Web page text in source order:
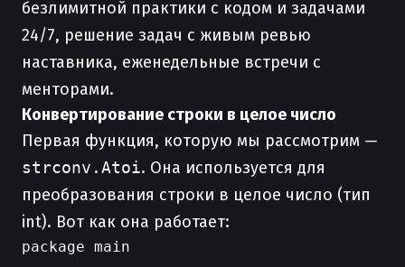
безлимитной практики с кодом и задачами
24/7, решение задач с живым ревью
наставника, еженедельные встречи с
менторами.
Конвертирование строки в целое число
Первая функция, которую мы рассмотрим —
strconv.Atoi. Она используется для
преобразования строки в целое число (тип
int). Вот как она работает:
package main